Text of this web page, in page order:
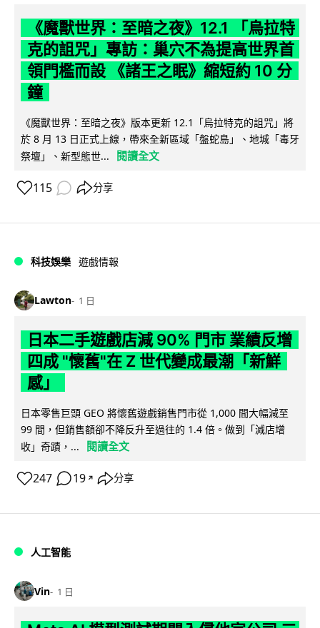
《魔獸世界：至暗之夜》12.1 「烏拉特
克的詛咒」專訪：巢穴不為提高世界首
領門檻而設 《諸王之眠》縮短約 10 分
鐘
《魔獸世界：至暗之夜》版本更新 12.1「烏拉特克的詛咒」將
於 8 月 13 日正式上線，帶來全新區域「盤蛇島」、地城「毒牙
祭壇」、新型態世...
閱讀全文
115 分享
科技娛樂 遊戲情報
Lawton 1 日
日本二手遊戲店減 90% 門市 業績反增
四成 "懷舊"在 Z 世代變成最潮「新鮮
感」
日本零售巨頭 GEO 將懷舊遊戲銷售門市從 1,000 間大幅減至
99 間，但銷售額卻不降反升至過往的 1.4 倍。做到「減店增
收」奇蹟，...
閱讀全文
247 19 ↗ 分享
人工智能
Vin 1 日